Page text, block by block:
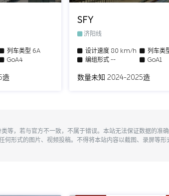
列车类型 6A
GoA4
造
SFY
济阳线
设计速度 80 km/h 列车类
编组形式 -- GoA1
数量未知 2024-2025造
等，若与官方不一致，不属于错误。本站无法保证数据的准
形式的图片、视频投稿。不得将本站内容以截图、录屏等